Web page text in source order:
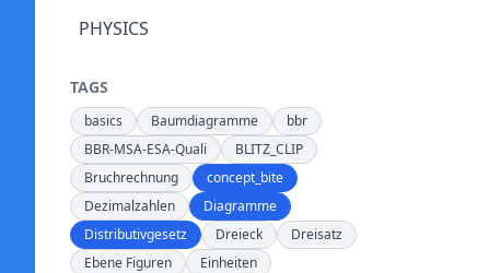
PHYSICS
TAGS
basics Baumdiagramme
bbr
BBR-MSA-ESA-Quali
BLITZ_CLIP
Bruchrechnung
concept_bite
Dezimalzahlen
Diagramme
Distributivgesetz
Dreieck
Dreisatz
Ebene Figuren
Einheiten